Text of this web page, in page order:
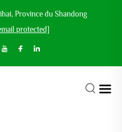
Province du Shandong
protected]